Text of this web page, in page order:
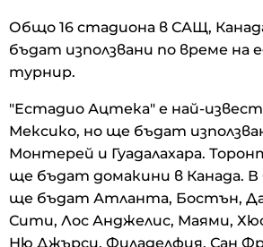
Общо 16 стадиона в САЩ,
бъдат използвани по време на
турнир.
"Естадио Ацтека" е най-
Мексико, но ще бъдат
Монтерей и Гуадалахара.
ще бъдат домакини в Канада.
ще бъдат Атланта, Бостън,
Сити, Лос Анджелис, Маями,
Ню Джърси, Филаделфия, Сан